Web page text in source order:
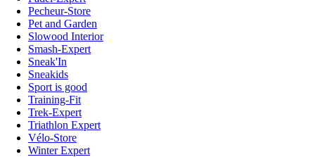
Pecheur-Store
Pet and Garden
Slowood Interior
Smash-Expert
Sneak'In
Sneakids
Sport is good
Training-Fit
Trek-Expert
Triathlon Expert
Vélo-Store
Winter Expert